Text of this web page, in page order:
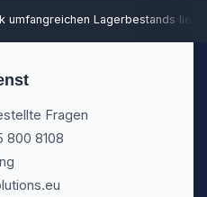
umfangreichen Lagerbestands
Fragen
800 8108